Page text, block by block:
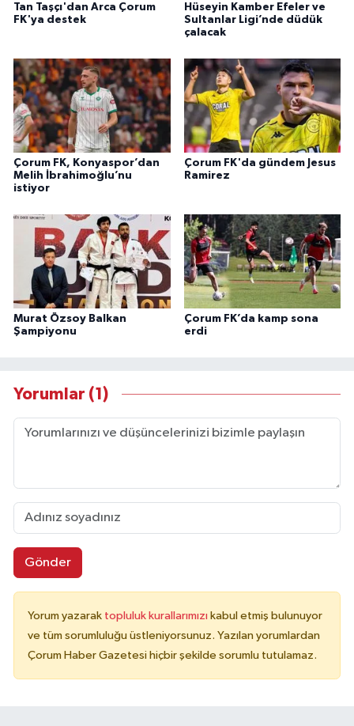
Tan Taşçı'dan Arca Çorum
FK'ya destek
Hüseyin Kamber Efeler ve
Sultanlar Ligi’nde düdük
çalacak
Çorum FK, Konyaspor’dan
Melih İbrahimoğlu’nu
istiyor
Çorum FK'da gündem Jesus
Ramirez
Murat Özsoy Balkan
Şampiyonu
Çorum FK’da kamp sona
erdi
Yorumlar (1)
Gönder
Yorum yazarak topluluk kurallarımızı kabul etmiş bulunuyor
ve tüm sorumluluğu üstleniyorsunuz. Yazılan yorumlardan
Çorum Haber Gazetesi hiçbir şekilde sorumlu tutulamaz.